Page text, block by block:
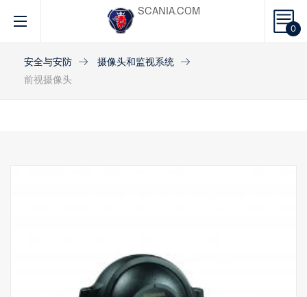
0
SCANIA.COM
安全与安防
摄像头和监视系统
前视摄像头